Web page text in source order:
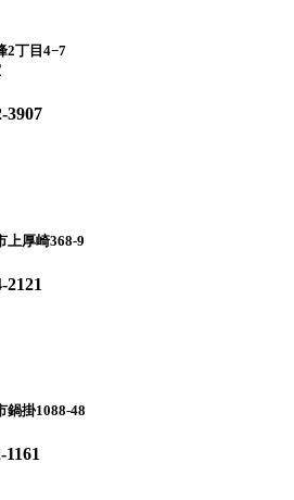
2丁目4−7
3907
上厚崎368-9
2121
鍋掛1088-48
1161